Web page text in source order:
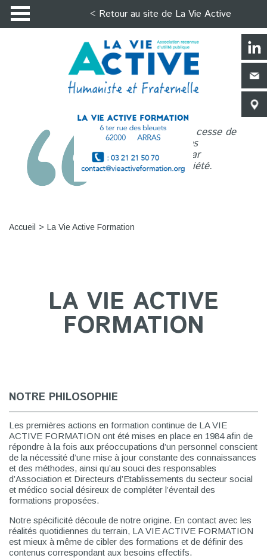
< Retour au site de La Vie Active
La Vie Active n’a de cesse de
répondre aux besoins
nouveaux générés par
l’évolution de la société.
Accueil La Vie Active Formation
LA VIE ACTIVE
FORMATION
NOTRE PHILOSOPHIE
Les premières actions en formation continue de LA VIE
ACTIVE FORMATION ont été mises en place en 1984 afin de
répondre à la fois aux préoccupations d’un personnel conscient
de la nécessité d’une mise à jour constante des connaissances
et des méthodes, ainsi qu’au souci des responsables
d’Association et Directeurs d’Etablissements du secteur social
et médico social désireux de compléter l’éventail des
formations proposées.
Notre spécificité découle de notre origine. En contact avec les
réalités quotidiennes du terrain, LA VIE ACTIVE FORMATION
est mieux à même de cibler des formations et de définir des
contenus correspondant aux besoins effectifs.